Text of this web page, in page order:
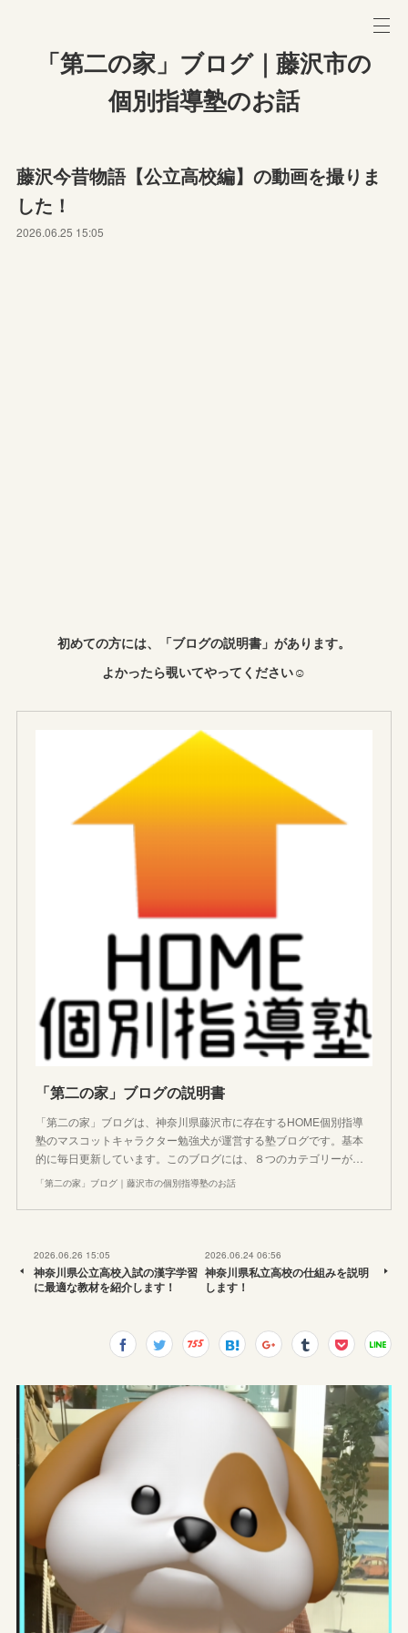
「第二の家」ブログ｜藤沢市の
個別指導塾のお話
藤沢今昔物語【公立高校編】の動画を撮りま
した！
2026.06.25 15:05
初めての方には、「ブログの説明書」があります。
よかったら覗いてやってください☺︎
「第二の家」ブログの説明書
「第二の家」ブログは、神奈川県藤沢市に存在するHOME個別指導
塾のマスコットキャラクター勉強犬が運営する塾ブログです。基本
的に毎日更新しています。このブログには、８つのカテゴリーが…
「第二の家」ブログ｜藤沢市の個別指導塾のお話
2026.06.26 15:05
神奈川県公立高校入試の漢字学習
に最適な教材を紹介します！
2026.06.24 06:56
神奈川県私立高校の仕組みを説明
します！